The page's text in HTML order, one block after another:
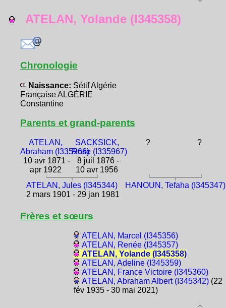
ATELAN, Yolande (I345358)
Chronologie
Naissance: Sétif Algérie
Française ALGÉRIE
Constantine
Parents et grand-parents
ATELAN,
Abraham (I335966)
10 avr 1871 -
apr 1922
SACKSICK,
Rose (I335967)
8 juil 1876 -
10 avr 1956
? ?
ATELAN, Jules (I345344)
2 mars 1901 - 29 jan 1981
HANOUN, Tefaha (I345347)
Frères et sœurs
ATELAN, Marcel (I345356)
ATELAN, Renée (I345357)
ATELAN, Yolande (I345358)
ATELAN, Adeline (I345359)
ATELAN, France Victoire (I345360)
ATELAN, Abraham Albert (I345342)(22
fév 1935 - 30 mai 2021)